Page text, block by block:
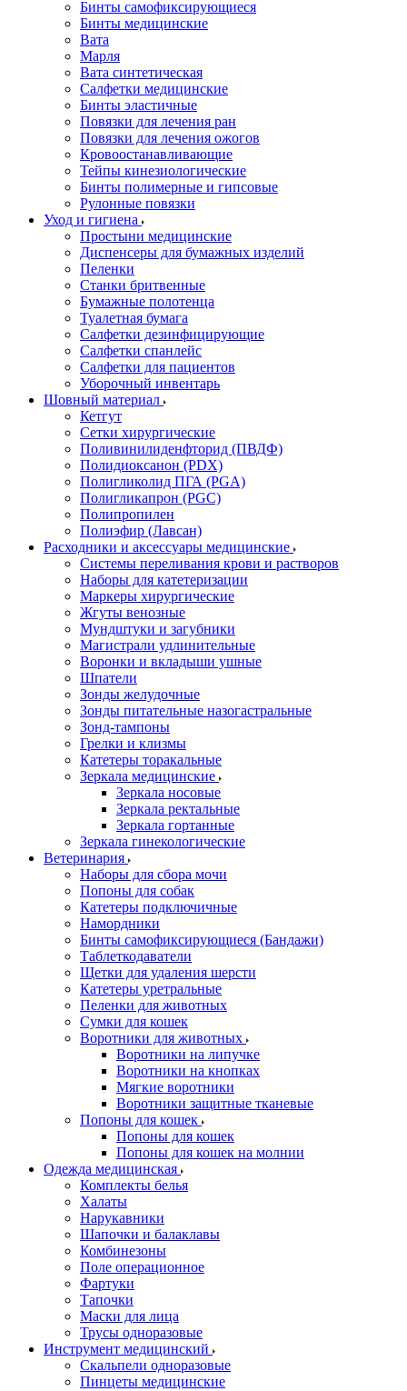
Бинты самофиксирующиеся
Бинты медицинские
Вата
Марля
Вата синтетическая
Салфетки медицинские
Бинты эластичные
Повязки для лечения ран
Повязки для лечения ожогов
Кровоостанавливающие
Тейпы кинезиологические
Бинты полимерные и гипсовые
Рулонные повязки
Уход и гигиена
Простыни медицинские
Диспенсеры для бумажных изделий
Пеленки
Станки бритвенные
Бумажные полотенца
Туалетная бумага
Салфетки дезинфицирующие
Салфетки спанлейс
Салфетки для пациентов
Уборочный инвентарь
Шовный материал
Кетгут
Сетки хирургические
Поливинилиденфторид (ПВДФ)
Полидиоксанон (PDX)
Полигликолид ПГА (PGA)
Полигликапрон (PGC)
Полипропилен
Полиэфир (Лавсан)
Расходники и аксессуары медицинские
Системы переливания крови и растворов
Наборы для катетеризации
Маркеры хирургические
Жгуты венозные
Мундштуки и загубники
Магистрали удлинительные
Воронки и вкладыши ушные
Шпатели
Зонды желудочные
Зонды питательные назогастральные
Зонд-тампоны
Грелки и клизмы
Катетеры торакальные
Зеркала медицинские
Зеркала носовые
Зеркала ректальные
Зеркала гортанные
Зеркала гинекологические
Ветеринария
Наборы для сбора мочи
Попоны для собак
Катетеры подключичные
Намордники
Бинты самофиксирующиеся (Бандажи)
Таблеткодаватели
Щетки для удаления шерсти
Катетеры уретральные
Пеленки для животных
Сумки для кошек
Воротники для животных
Воротники на липучке
Воротники на кнопках
Мягкие воротники
Воротники защитные тканевые
Попоны для кошек
Попоны для кошек
Попоны для кошек на молнии
Одежда медицинская
Комплекты белья
Халаты
Нарукавники
Шапочки и балаклавы
Комбинезоны
Поле операционное
Фартуки
Тапочки
Маски для лица
Трусы одноразовые
Инструмент медицинский
Скальпели одноразовые
Пинцеты медицинские